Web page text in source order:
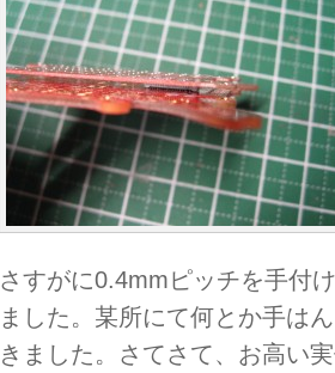
さすがに0.4mmピッチを手付
ました。某所にて何とか手は
きました。さてさて、お高い